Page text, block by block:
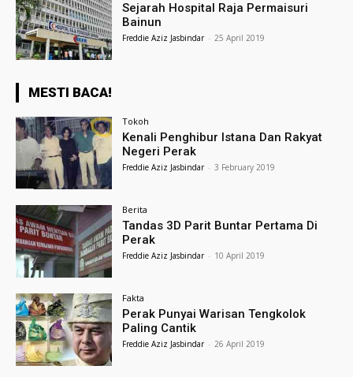
Sejarah Hospital Raja Permaisuri
Bainun
Freddie Aziz Jasbindar - 25 April 2019
MESTI BACA!
Tokoh
Kenali Penghibur Istana Dan Rakyat
Negeri Perak
Freddie Aziz Jasbindar - 3 February 2019
Berita
Tandas 3D Parit Buntar Pertama Di
Perak
Freddie Aziz Jasbindar - 10 April 2019
Fakta
Perak Punyai Warisan Tengkolok
Paling Cantik
Freddie Aziz Jasbindar - 26 April 2019